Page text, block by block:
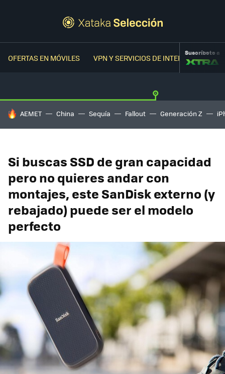
OFERTAS EN MÓVILES VPN Y SERVICIOS DE INTERNETSuscríbete a
HOY SE HABLA DE
AEMET China Sequía Fallout Generación Z
Si buscas SSD de gran capacidad
pero no quieres andar con
montajes, este SanDisk externo (y
rebajado) puede ser el modelo
perfecto